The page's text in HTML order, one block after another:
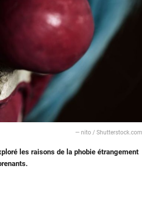
— nito / Shutterstock.com
les raisons de la phobie étrangement